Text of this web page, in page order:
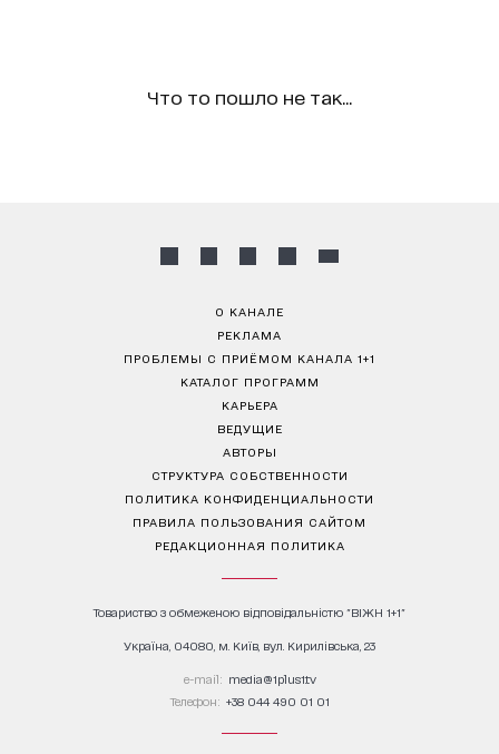
Что то пошло не так...
О КАНАЛЕ
РЕКЛАМА
ПРОБЛЕМЫ С ПРИЁМОМ КАНАЛА 1+1
КАТАЛОГ ПРОГРАММ
КАРЬЕРА
ВЕДУЩИЕ
АВТОРЫ
СТРУКТУРА СОБСТВЕННОСТИ
ПОЛИТИКА КОНФИДЕНЦИАЛЬНОСТИ
ПРАВИЛА ПОЛЬЗОВАНИЯ САЙТОМ
РЕДАКЦИОННАЯ ПОЛИТИКА
Товариство з обмеженою відповідальністю "ВІЖН 1+1"
Україна, 04080, м. Київ, вул. Кирилівська, 23
е-mail: media@1plus1.tv
Телефон: +38 044 490 01 01